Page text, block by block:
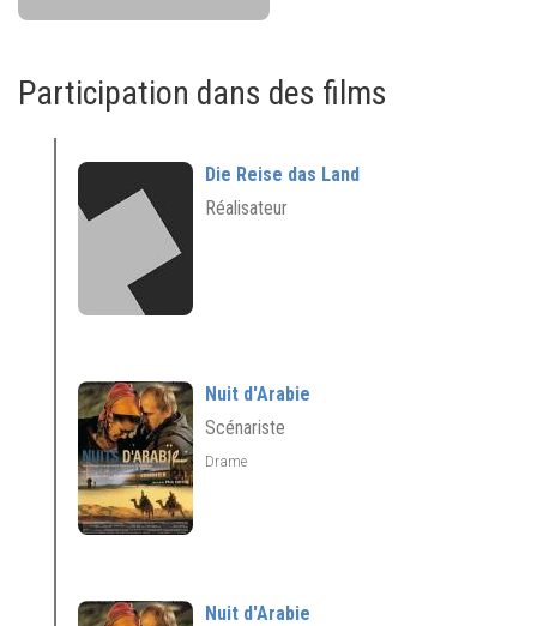
Participation dans des films
Die Reise das Land
Réalisateur
Nuit d'Arabie
Scénariste
Drame
Nuit d'Arabie